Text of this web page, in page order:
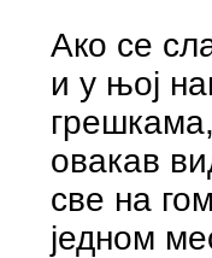
Ако се
и у њој
овакав
све на
једном